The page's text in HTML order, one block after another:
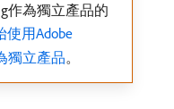
作為獨立產品的
使用Adobe
獨立產品。